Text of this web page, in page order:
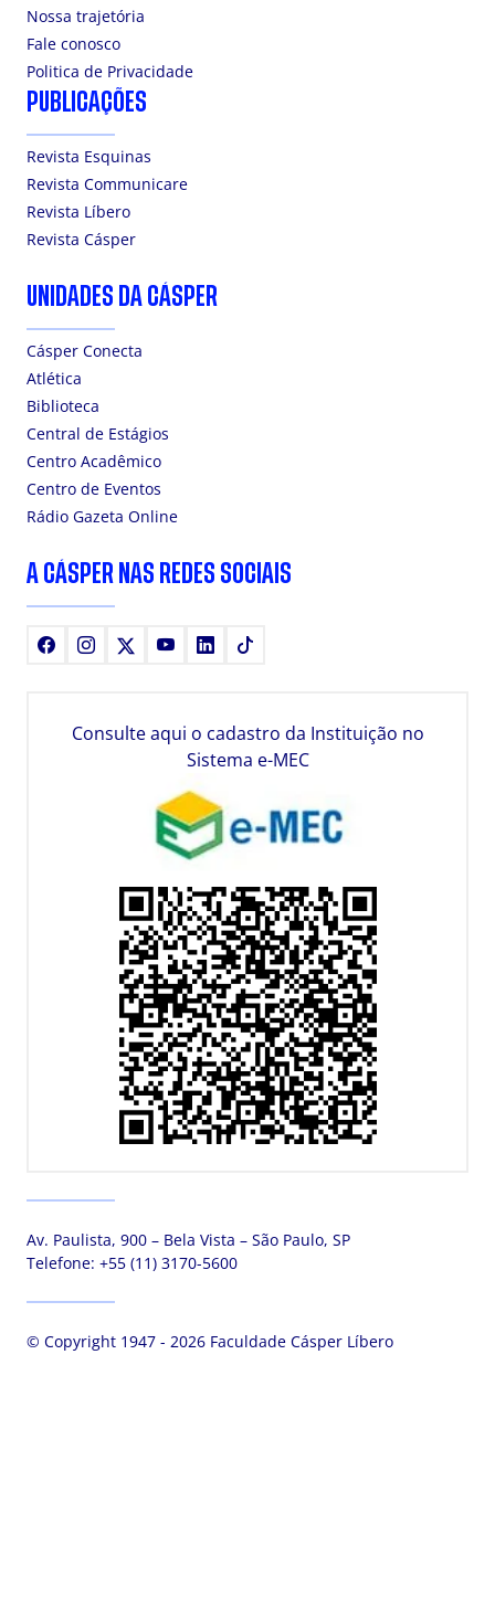
Nossa trajetória
Fale conosco
Politica de Privacidade
PUBLICAÇÕES
Revista Esquinas
Revista Communicare
Revista Líbero
Revista Cásper
UNIDADES DA CÁSPER
Cásper Conecta
Atlética
Biblioteca
Central de Estágios
Centro Acadêmico
Centro de Eventos
Rádio Gazeta Online
A CÁSPER NAS REDES SOCIAIS
FacebookInstagram YoutubeLinkedIn
Consulte aqui o cadastro da Instituição no
Sistema e-MEC
Av. Paulista, 900 – Bela Vista – São Paulo, SP
Telefone: +55 (11) 3170-5600
© Copyright 1947 - 2026 Faculdade Cásper Líbero